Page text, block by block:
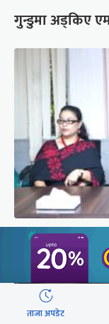
गुन्डुमा अड्किए
प्रज्ञाका तीन
ताजा अपडेट